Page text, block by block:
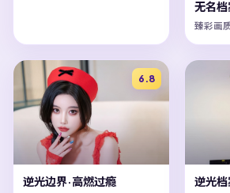
无名
臻彩画
6.8
逆光边界·高燃过瘾 逆光